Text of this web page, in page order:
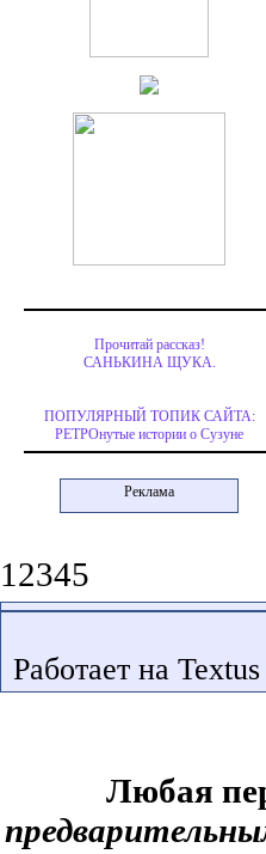
Прочитай рассказ!
САНЬКИНА ЩУКА.
ПОПУЛЯРНЫЙ ТОПИК САЙТА:
РЕТРОнутые истории о Сузуне
Реклама
12345
Работает на
Любая